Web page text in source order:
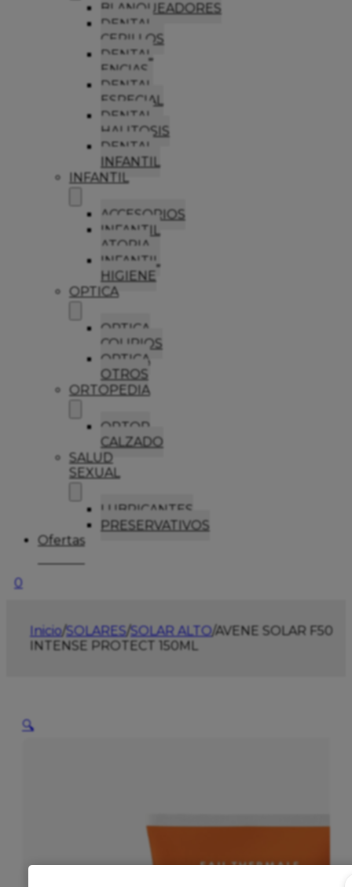
BLANQUEADORES
DENTAL
CEPILLOS
DENTAL
ENCIAS
DENTAL
ESPECIAL
DENTAL
HALITOSIS
DENTAL
INFANTIL
INFANTIL
ACCESORIOS
INFANTIL
ATOPIA
INFANTIL
HIGIENE
OPTICA
OPTICA
COLIRIOS
OPTICA
OTROS
ORTOPEDIA
ORTOP
CALZADO
SALUD
SEXUAL
LUBRICANTES
PRESERVATIVOS
Ofertas
0
Inicio/SOLARES/SOLAR ALTO/AVENE SOLAR F50
INTENSE PROTECT 150ML
🔍